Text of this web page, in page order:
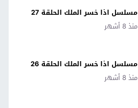
مسلسل اذا خسر الملك الحلقة 27
منذ 8 أشهر
مسلسل اذا خسر الملك الحلقة 26
منذ 8 أشهر